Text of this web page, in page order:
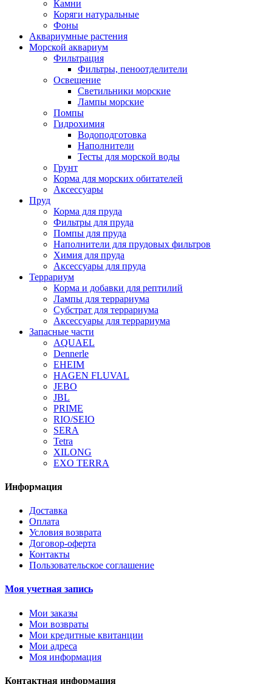
Камни
Коряги натуральные
Фоны
Аквариумные растения
Морской аквариум
Фильтрация
Фильтры, пеноотделители
Освещение
Светильники морские
Лампы морские
Помпы
Гидрохимия
Водоподготовка
Наполнители
Тесты для морской воды
Грунт
Корма для морских обитателей
Аксессуары
Пруд
Корма для пруда
Фильтры для пруда
Помпы для пруда
Наполнители для прудовых фильтров
Химия для пруда
Аксессуары для пруда
Террариум
Корма и добавки для рептилий
Лампы для террариума
Субстрат для террариума
Аксессуары для террариума
Запасные части
AQUAEL
Dennerle
EHEIM
HAGEN FLUVAL
JEBO
JBL
PRIME
RIO/SEIO
SERA
Tetra
XILONG
EXO TERRA
Информация
Доставка
Оплата
Условия возврата
Договор-оферта
Контакты
Пользовательское соглашение
Моя учетная запись
Мои заказы
Мои возвраты
Мои кредитные квитанции
Мои адреса
Моя информация
Контактная информация